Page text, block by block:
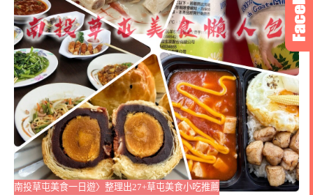
南投草屯美食一日遊〉整理出27+草屯美食小吃推薦